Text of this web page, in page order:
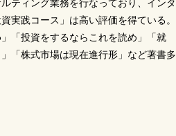
ティング業務を行なっており、インタ
実践コース」は高い評価を得ている。
「投資をするならこれを読め」「就
「株式市場は現在進行形」など著書多